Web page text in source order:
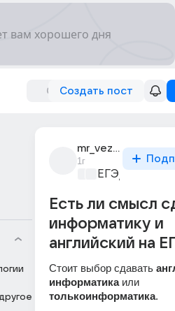
Создать пост
mr_vezar
1г
ЕГЭ/ГИА
Есть ли смысл
информатику и
английский на
Стоит выбор сдавать
информатика
толькоинформатика.